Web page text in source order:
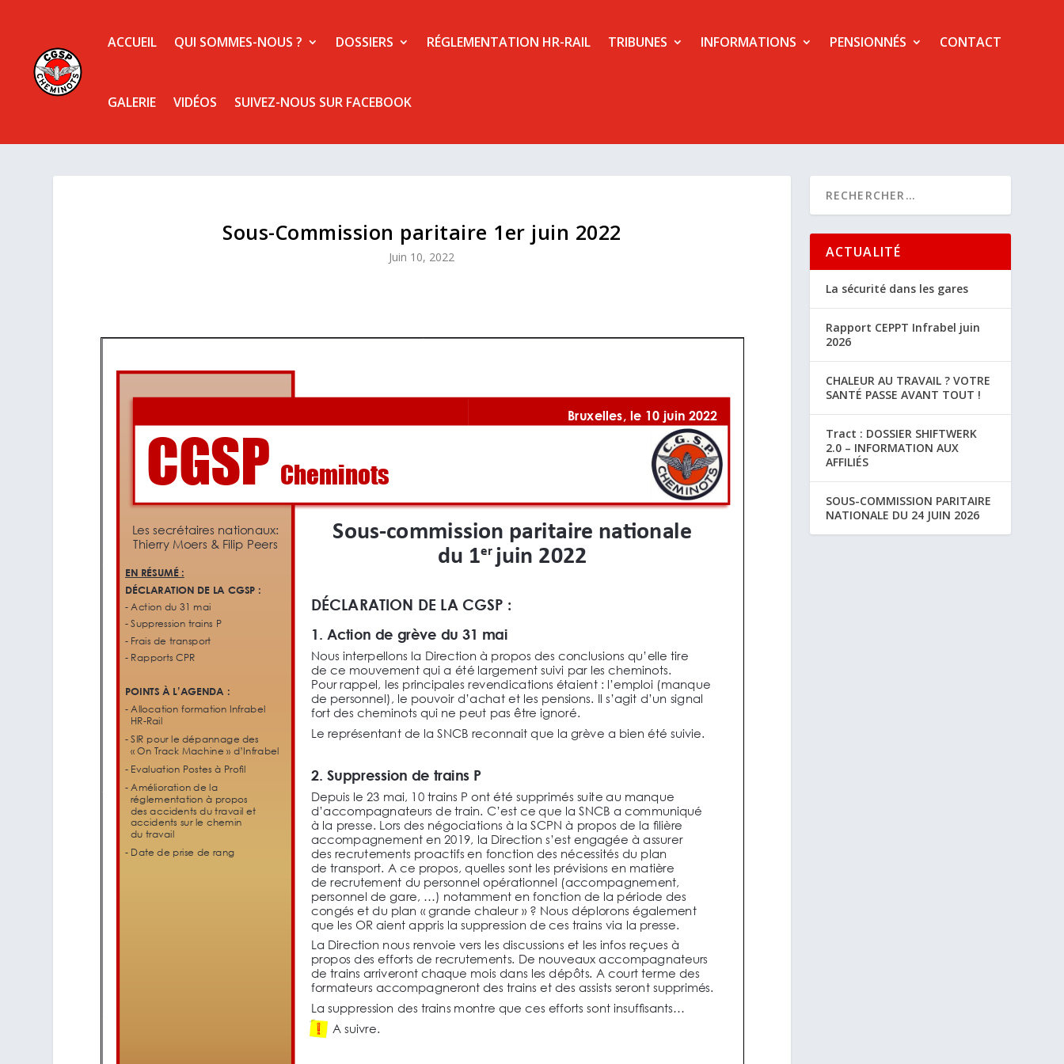
ACCUEIL QUI SOMMES-NOUS ? DOSSIERS RÉGLEMENTATION HR-RAIL TRIBUNES INFORMATIONS PENSIONNÉS CONTACT
GALERIE VIDÉOS SUIVEZ-NOUS SUR FACEBOOK
Sous-Commission paritaire 1er juin 2022
Juin 10, 2022 ACTUALITÉ
La sécurité dans les gares
Rapport CEPPT Infrabel juin
2026
CHALEUR AU TRAVAIL ? VOTRE
SANTÉ PASSE AVANT TOUT !
Tract : DOSSIER SHIFTWERK
2.0 – INFORMATION AUX
AFFILIÉS
SOUS-COMMISSION PARITAIRE
NATIONALE DU 24 JUIN 2026